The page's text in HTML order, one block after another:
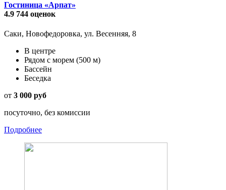
Гостиница «Арпат»
4.9 744 оценок
Саки, Новофедоровка, ул. Весенняя, 8
В центре
Рядом с морем (500 м)
Бассейн
Беседка
от 3 000 руб
посуточно, без комиссии
Подробнее